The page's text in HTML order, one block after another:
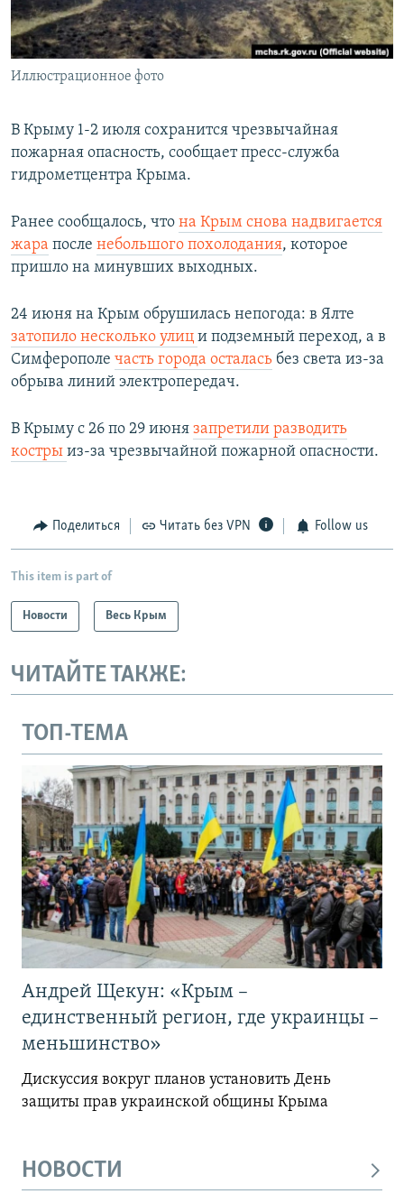
ПОБЕДИТЕЛЕЙ НЕ СУДЯТ?
КРЫМ.НЕПОКОРЕННЫЙ
ELIFBE
ПРИСОЕДИНЯЙТЕСЬ!
Все сайты RFE/RL
Иллюстрационное фото
В Крыму 1-2 июля сохранится чрезвычайная
пожарная опасность, сообщает пресс-служба
гидрометцентра Крыма.
Ранее сообщалось, что на Крым снова надвигается
жара после небольшого похолодания, которое
пришло на минувших выходных.
24 июня на Крым обрушилась непогода: в Ялте
затопило несколько улиц и подземный переход, а в
Симферополе часть города осталась без света из-за
обрыва линий электропередач.
В Крыму с 26 по 29 июня запретили разводить
костры из-за чрезвычайной пожарной опасности.
Поделиться Читать без VPN Follow us
This item is part of
Новости Весь Крым
ЧИТАЙТЕ ТАКЖЕ:
ТОП-ТЕМА
Андрей Щекун: «Крым –
единственный регион, где украинцы –
меньшинство»
Дискуссия вокруг планов установить День
защиты прав украинской общины Крыма
НОВОСТИ